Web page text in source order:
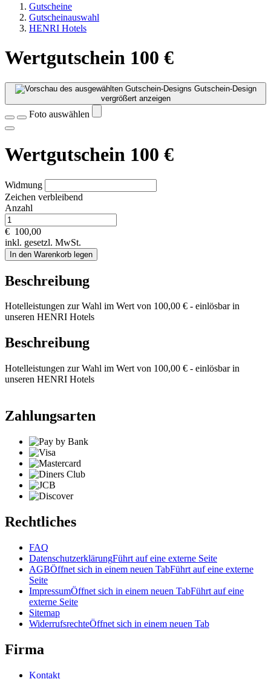
Gutscheine
Gutscheinauswahl
HENRI Hotels
Wertgutschein 100 €
Gutschein-Design
vergrößert anzeigen
Foto auswählen
Wertgutschein 100 €
Widmung
Zeichen verbleibend
Anzahl
€ 100,00
inkl. gesetzl. MwSt.
In den Warenkorb legen
Beschreibung
Hotelleistungen zur Wahl im Wert von 100,00 € - einlösbar in
unseren HENRI Hotels
Beschreibung
Hotelleistungen zur Wahl im Wert von 100,00 € - einlösbar in
unseren HENRI Hotels
Zahlungsarten
Rechtliches
FAQ
DatenschutzerklärungFührt auf eine externe Seite
AGBÖffnet sich in einem neuen TabFührt auf eine externe
Seite
ImpressumÖffnet sich in einem neuen TabFührt auf eine
externe Seite
Sitemap
WiderrufsrechteÖffnet sich in einem neuen Tab
Firma
Kontakt